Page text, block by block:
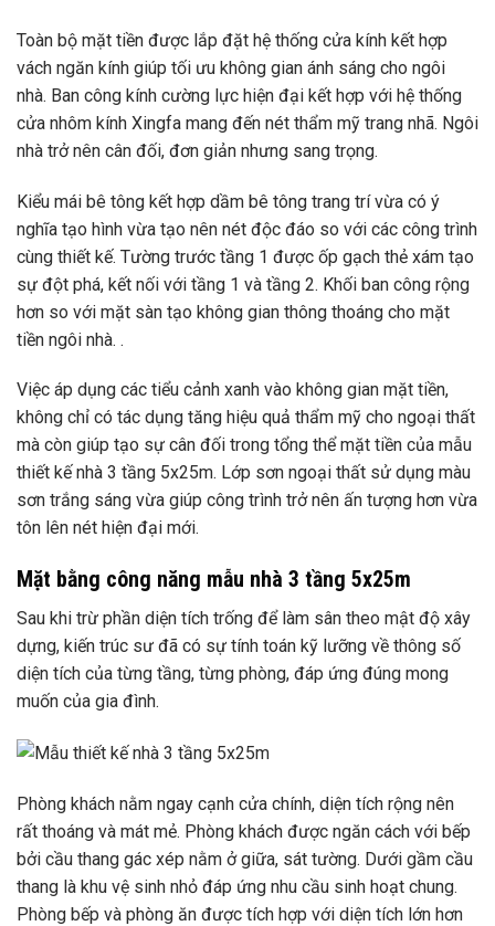
Toàn bộ mặt tiền được lắp đặt hệ thống cửa kính kết hợp
vách ngăn kính giúp tối ưu không gian ánh sáng cho ngôi
nhà. Ban công kính cường lực hiện đại kết hợp với hệ thống
cửa nhôm kính Xingfa mang đến nét thẩm mỹ trang nhã. Ngôi
nhà trở nên cân đối, đơn giản nhưng sang trọng.
Kiểu mái bê tông kết hợp dầm bê tông trang trí vừa có ý
nghĩa tạo hình vừa tạo nên nét độc đáo so với các công trình
cùng thiết kế. Tường trước tầng 1 được ốp gạch thẻ xám tạo
sự đột phá, kết nối với tầng 1 và tầng 2. Khối ban công rộng
hơn so với mặt sàn tạo không gian thông thoáng cho mặt
tiền ngôi nhà. .
Việc áp dụng các tiểu cảnh xanh vào không gian mặt tiền,
không chỉ có tác dụng tăng hiệu quả thẩm mỹ cho ngoại thất
mà còn giúp tạo sự cân đối trong tổng thể mặt tiền của mẫu
thiết kế nhà 3 tầng 5x25m. Lớp sơn ngoại thất sử dụng màu
sơn trắng sáng vừa giúp công trình trở nên ấn tượng hơn vừa
tôn lên nét hiện đại mới.
Mặt bằng công năng mẫu nhà 3 tầng 5x25m
Sau khi trừ phần diện tích trống để làm sân theo mật độ xây
dựng, kiến ​​trúc sư đã có sự tính toán kỹ lưỡng về thông số
diện tích của từng tầng, từng phòng, đáp ứng đúng mong
muốn của gia đình.
Phòng khách nằm ngay cạnh cửa chính, diện tích rộng nên
rất thoáng và mát mẻ. Phòng khách được ngăn cách với bếp
bởi cầu thang gác xép nằm ở giữa, sát tường. Dưới gầm cầu
thang là khu vệ sinh nhỏ đáp ứng nhu cầu sinh hoạt chung.
Phòng bếp và phòng ăn được tích hợp với diện tích lớn hơn